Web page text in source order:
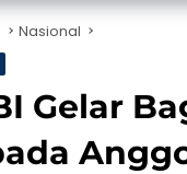
Nasional
Gelar